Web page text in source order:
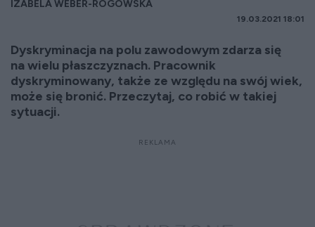
IZABELA WEBER-ROGOWSKA
19.03.2021 18:01
Dyskryminacja na polu zawodowym zdarza się
na wielu płaszczyznach. Pracownik
dyskryminowany, także ze względu na swój wiek,
może się bronić. Przeczytaj, co robić w takiej
sytuacji.